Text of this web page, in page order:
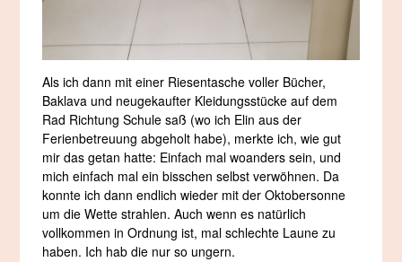
Als ich dann mit einer Riesentasche voller Bücher,
Baklava und neugekaufter Kleidungsstücke auf dem
Rad Richtung Schule saß (wo ich Elin aus der
Ferienbetreuung abgeholt habe), merkte ich, wie gut
mir das getan hatte: Einfach mal woanders sein, und
mich einfach mal ein bisschen selbst verwöhnen. Da
konnte ich dann endlich wieder mit der Oktobersonne
um die Wette strahlen. Auch wenn es natürlich
vollkommen in Ordnung ist, mal schlechte Laune zu
haben. Ich hab die nur so ungern.